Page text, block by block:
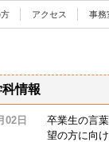
アクセス 事務
情報
02日
卒業生の言
望の方に向け